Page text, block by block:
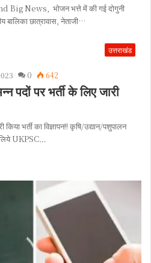
News, भोजन भत्ते में की गई दोगुनी
बालिका छात्रावास, नेताजी…
उत्तराखंड
0 642
पदों पर भर्ती के लिए जारी
भर्ती का विज्ञापन!! कृषि/उद्यान/पशुपालन
लिये UKPSC…